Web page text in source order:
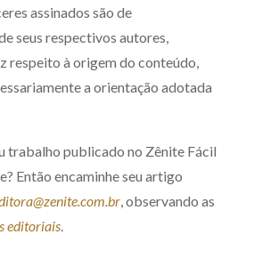
assinados são de
seus respectivos autores,
respeito à origem do conteúdo,
a orientação adotada
trabalho publicado no Zênite Fácil
Então encaminhe seu artigo
, observando as
editoriais